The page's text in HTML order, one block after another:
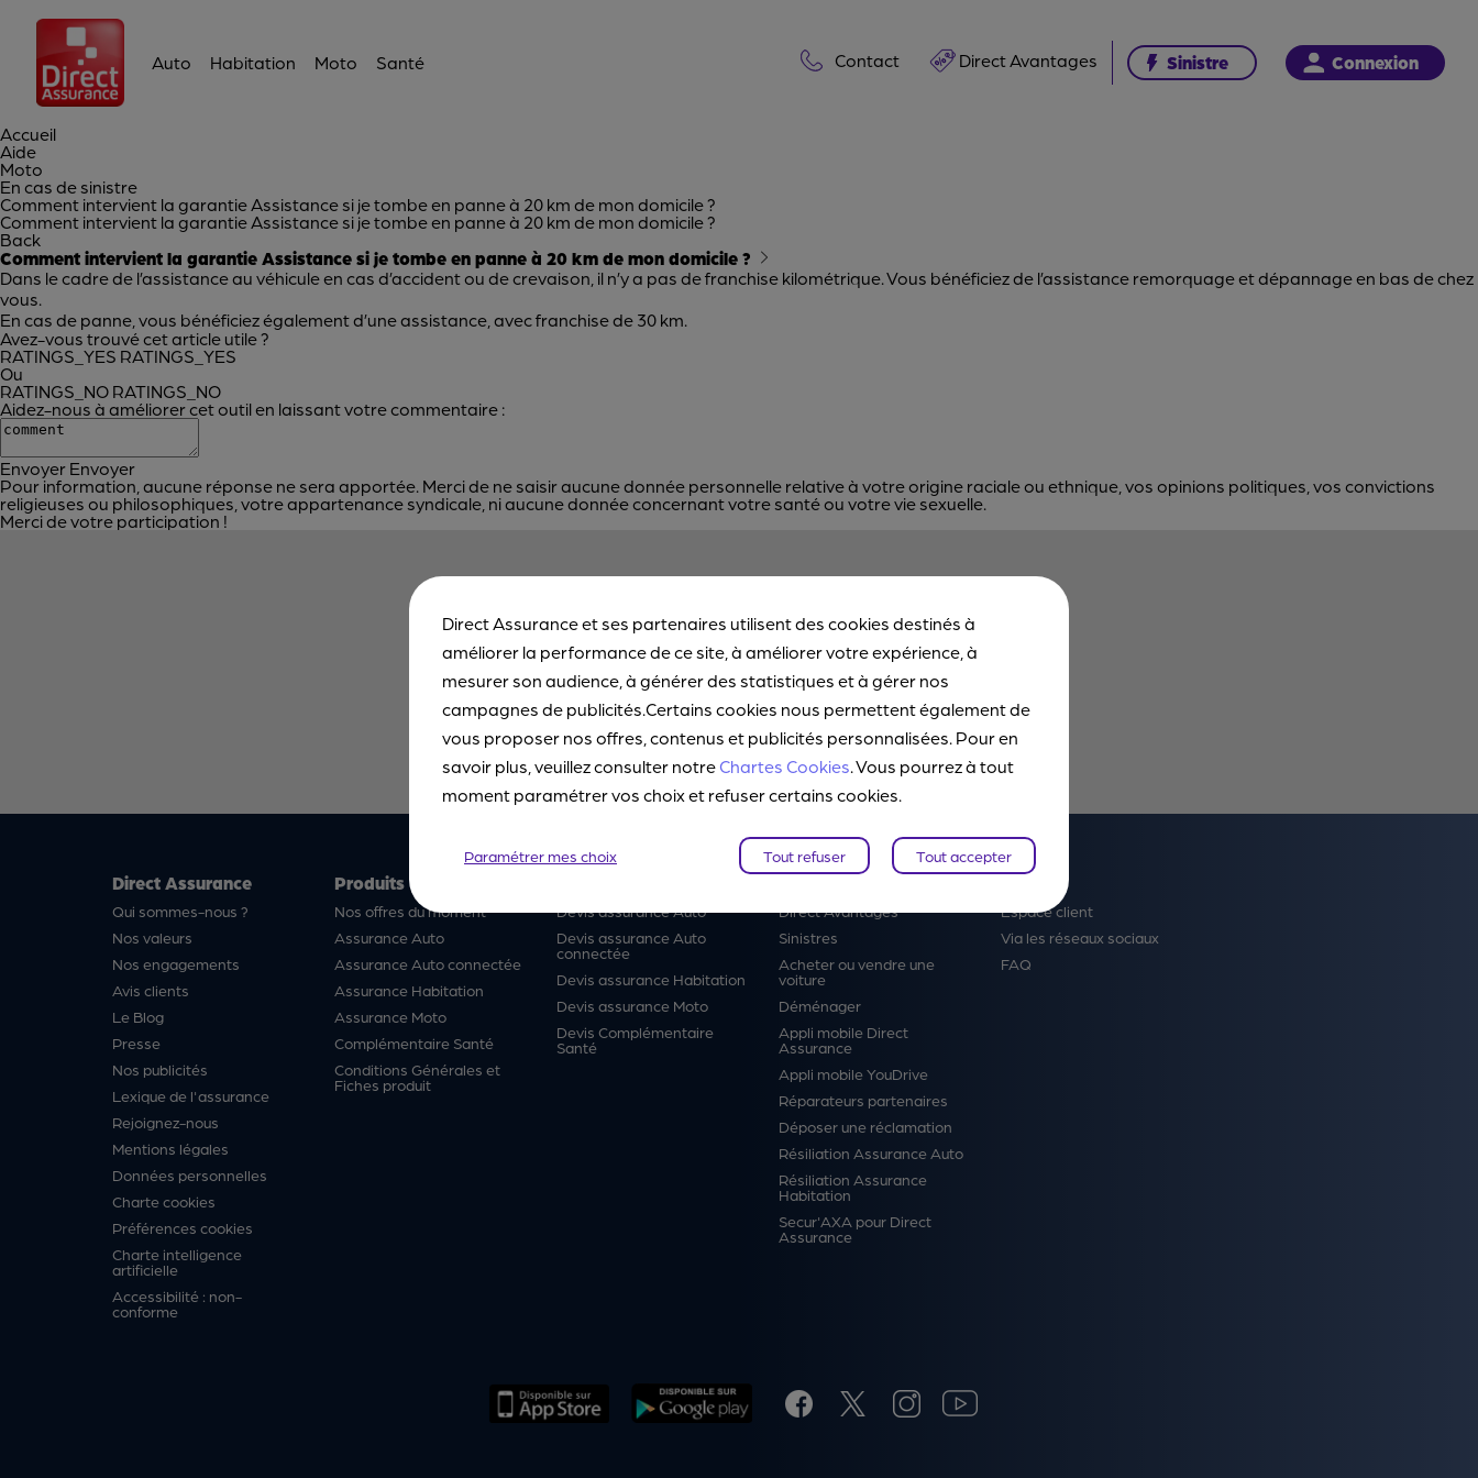
Auto Habitation Moto Santé Contact Direct Avantages Sinistre Connexion
Accueil
Aide
Moto
En cas de sinistre
Comment intervient la garantie Assistance si je tombe en panne à 20 km de mon domicile ?
Comment intervient la garantie Assistance si je tombe en panne à 20 km de mon domicile ?
Back
Comment intervient la garantie Assistance si je tombe en panne à 20 km de mon domicile ?
Dans le cadre de l’assistance au véhicule en cas d’accident ou de crevaison, il n’y a pas de franchise kilométrique. Vous bénéficiez de l’assistance remorquage et dépannage en bas de chez
vous.
En cas de panne, vous bénéficiez également d’une assistance, avec franchise de 30 km.
Avez-vous trouvé cet article utile ?
RATINGS_YES RATINGS_YES
Ou
RATINGS_NO RATINGS_NO
Aidez-nous à améliorer cet outil en laissant votre commentaire :
Envoyer Envoyer
Pour information, aucune réponse ne sera apportée. Merci de ne saisir aucune donnée personnelle relative à votre origine raciale ou ethnique, vos opinions politiques, vos convictions
religieuses ou philosophiques, votre appartenance syndicale, ni aucune donnée concernant votre santé ou votre vie sexuelle.
Merci de votre participation !
CONTACTEZ-NOUS
TOUS NOS POINTS DE CONTACT
Direct Assurance
Qui sommes-nous ?
Nos valeurs
Nos engagements
Avis clients
Le Blog
Presse
Nos publicités
Lexique de l'assurance
Rejoignez-nous
Mentions légales
Données personnelles
Charte cookies
Préférences cookies
Charte intelligence
artificielle
Accessibilité : non-
conforme
Produits
Nos offres du moment
Assurance Auto
Assurance Auto connectée
Assurance Habitation
Assurance Moto
Complémentaire Santé
Conditions Générales et
Fiches produit
Devis assurance Auto
Devis assurance Auto
connectée
Devis assurance Habitation
Devis assurance Moto
Devis Complémentaire
Santé
Direct Avantages
Sinistres
Acheter ou vendre une
voiture
Déménager
Appli mobile Direct
Assurance
Appli mobile YouDrive
Réparateurs partenaires
Déposer une réclamation
Résiliation Assurance Auto
Résiliation Assurance
Habitation
Secur'AXA pour Direct
Assurance
Espace client
Via les réseaux sociaux
FAQ
Direct Assurance et ses partenaires utilisent des cookies destinés à
améliorer la performance de ce site, à améliorer votre expérience, à
mesurer son audience, à générer des statistiques et à gérer nos
campagnes de publicités.Certains cookies nous permettent également de
vous proposer nos offres, contenus et publicités personnalisées. Pour en
savoir plus, veuillez consulter notreChartes Cookies . Vous pourrez à tout
moment paramétrer vos choix et refuser certains cookies.
Tout accepter
Tout refuser
Paramétrer mes choix